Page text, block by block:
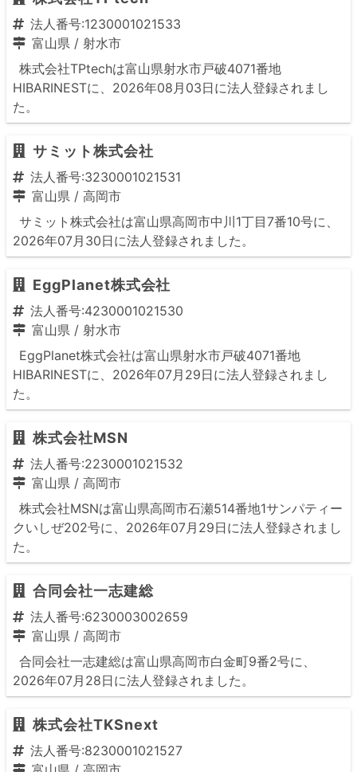
法人番号:1230001021533
富山県 / 射水市
株式会社TPtechは富山県射水市戸破4071番地
HIBARINESTに、2026年08月03日に法人登録されまし
た。
サミット株式会社
法人番号:3230001021531
富山県 / 高岡市
サミット株式会社は富山県高岡市中川1丁目7番10号に、
2026年07月30日に法人登録されました。
EggPlanet株式会社
法人番号:4230001021530
富山県 / 射水市
EggPlanet株式会社は富山県射水市戸破4071番地
HIBARINESTに、2026年07月29日に法人登録されまし
た。
株式会社MSN
法人番号:2230001021532
富山県 / 高岡市
株式会社MSNは富山県高岡市石瀬514番地1サンパティー
クいしぜ202号に、2026年07月29日に法人登録されまし
た。
合同会社一志建総
法人番号:6230003002659
富山県 / 高岡市
合同会社一志建総は富山県高岡市白金町9番2号に、
2026年07月28日に法人登録されました。
株式会社TKSnext
法人番号:8230001021527